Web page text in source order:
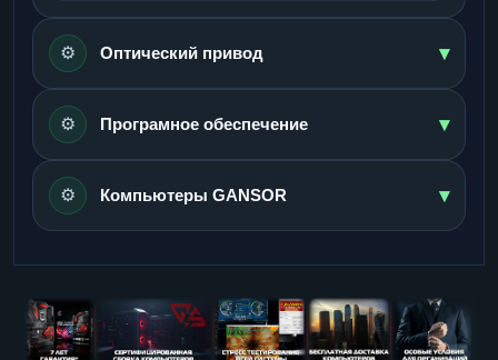
⚙️ Оптический привод ▾
⚙️ Програмное обеспечение ▾
⚙️ Компьютеры GANSOR ▾